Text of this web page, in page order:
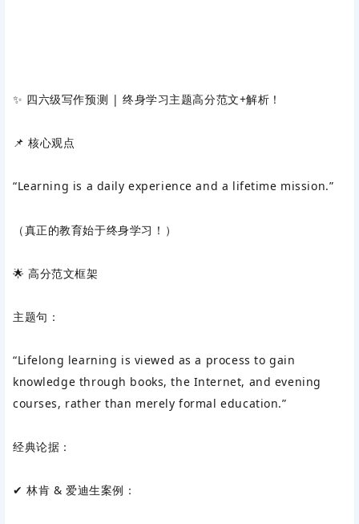
✨ ‌四六级写作预测 | 终身学习主题高分范文+解析！‌
📌 核心观点‌
“Learning is a daily experience and a lifetime mission.”
（真正的教育始于终身学习！）
🌟 高分范文框架‌
主题句‌：
“Lifelong learning is viewed as a process to gain
knowledge through books, the Internet, and evening
courses, rather than merely formal education.”
经典论据‌：
✔ ‌林肯 & 爱迪生案例‌：